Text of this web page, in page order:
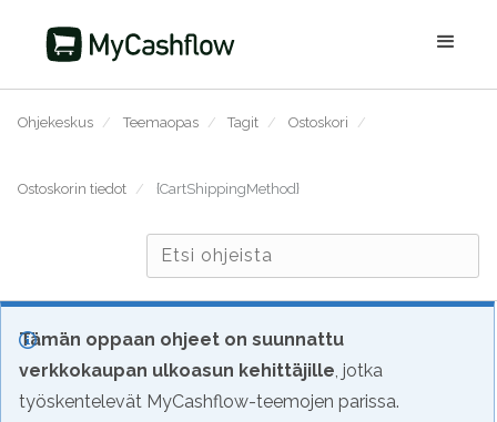
Ohjekeskus / Teemaopas / Tagit / Ostoskori /
Ostoskorin tiedot / {CartShippingMethod}
Tämän oppaan ohjeet on suunnattu
verkkokaupan ulkoasun kehittäjille, jotka
työskentelevät MyCashflow-teemojen parissa.